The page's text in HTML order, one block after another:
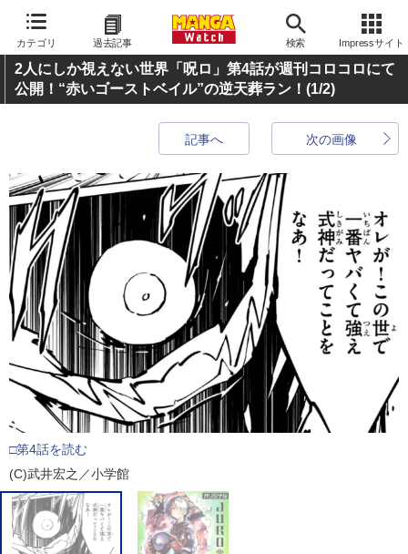
カテゴリ 過去記事 検索 Impressサイト
2人にしか視えない世界「呪ロ」第4話が週刊コロコロにて
公開！“赤いゴーストベイル”の逆天葬ラン！ (1/2)
次の画像
記事へ
□第4話を読む
(C)武井宏之／小学館